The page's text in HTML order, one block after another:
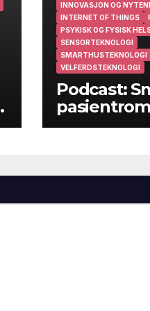
INNOVASJON OG
INTERNET OF THINGS
PSYKISK OG FYSISK
SENSORTEKNOLOGI
SMARTHUSTEKNOLOGI
VELFERDSTEKNOLOGI
Podcast:
smarte